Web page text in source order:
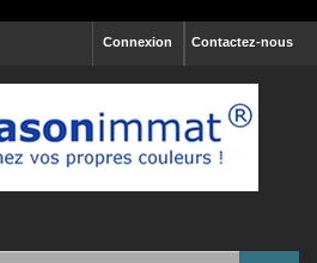
Contactez-nous
Connexion